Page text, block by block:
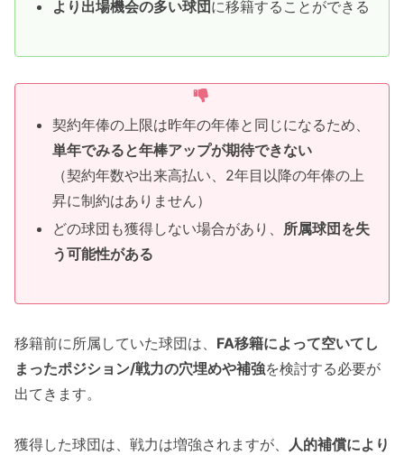
より出場機会の多い球団に移籍することができる
契約年俸の上限は昨年の年俸と同じになるため、
単年でみると年棒アップが期待できない
（契約年数や出来高払い、2年目以降の年俸の上
昇に制約はありません）
どの球団も獲得しない場合があり、 所属球団を失
う可能性がある
移籍前に所属していた球団は、 FA移籍によって空いてし
まったポジション/戦力の穴埋めや補強を検討する必要が
出てきます。
獲得した球団は、戦力は増強されますが、 人的補償により